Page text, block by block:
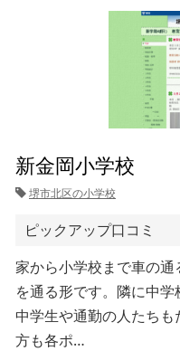
新金岡小学校
堺市北区の小学校
ピックアップ口コミ
家から小学校まで車の通
を通る形です。隣に中
中学生や通勤の人たち
方も各ポ…